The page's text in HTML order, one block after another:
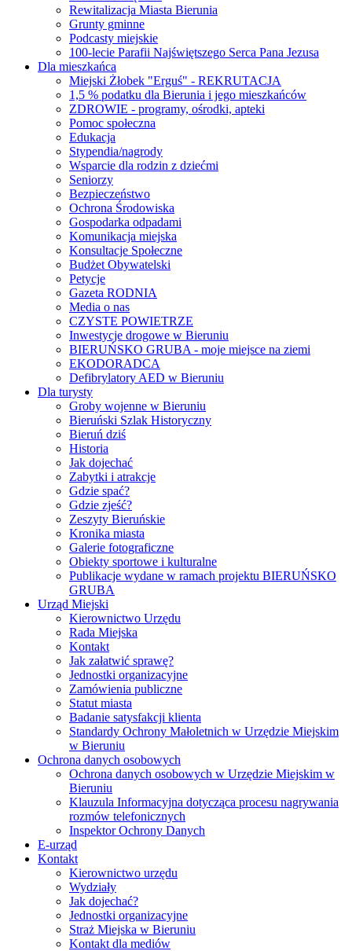
Rewitalizacja Miasta Bierunia
Grunty gminne
Podcasty miejskie
100-lecie Parafii Najświętszego Serca Pana Jezusa
Dla mieszkańca
Miejski Żłobek "Erguś" - REKRUTACJA
1,5 % podatku dla Bierunia i jego mieszkańców
ZDROWIE - programy, ośrodki, apteki
Pomoc społeczna
Edukacja
Stypendia/nagrody
Wsparcie dla rodzin z dziećmi
Seniorzy
Bezpieczeństwo
Ochrona Środowiska
Gospodarka odpadami
Komunikacja miejska
Konsultacje Społeczne
Budżet Obywatelski
Petycje
Gazeta RODNIA
Media o nas
CZYSTE POWIETRZE
Inwestycje drogowe w Bieruniu
BIERUŃSKO GRUBA - moje miejsce na ziemi
EKODORADCA
Defibrylatory AED w Bieruniu
Dla turysty
Groby wojenne w Bieruniu
Bieruński Szlak Historyczny
Bieruń dziś
Historia
Jak dojechać
Zabytki i atrakcje
Gdzie spać?
Gdzie zjeść?
Zeszyty Bieruńskie
Kronika miasta
Galerie fotograficzne
Obiekty sportowe i kulturalne
Publikacje wydane w ramach projektu BIERUŃSKO
GRUBA
Urząd Miejski
Kierownictwo Urzędu
Rada Miejska
Kontakt
Jak załatwić sprawę?
Jednostki organizacyjne
Zamówienia publiczne
Statut miasta
Badanie satysfakcji klienta
Standardy Ochrony Małoletnich w Urzędzie Miejskim
w Bieruniu
Ochrona danych osobowych
Ochrona danych osobowych w Urzędzie Miejskim w
Bieruniu
Klauzula Informacyjna dotycząca procesu nagrywania
rozmów telefonicznych
Inspektor Ochrony Danych
E-urząd
Kontakt
Kierownictwo urzędu
Wydziały
Jak dojechać?
Jednostki organizacyjne
Straż Miejska w Bieruniu
Kontakt dla mediów